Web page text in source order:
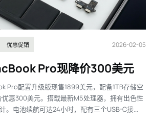
优惠促销 2026-02-05
Pro现降价300美元
Pro配置升级版现售1899美元，配备1TB存储空
优惠300美元。搭载最新M5处理器，拥有出色性
。电池续航可达24小时，配有三个USB-C接...